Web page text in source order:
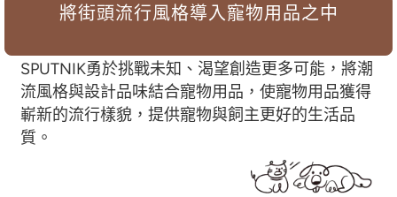
將街頭流行風格導入寵物用品之中
SPUTNIK勇於挑戰未知、渴望創造更多可能，將潮
流風格與設計品味結合寵物用品，使寵物用品獲得
嶄新的流行樣貌，提供寵物與飼主更好的生活品
質。